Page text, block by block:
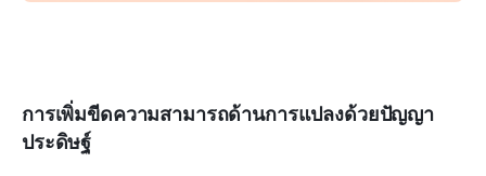
การเพิ่มขีดความสามารถด้านการแปลงด้วยปัญญา
ประดิษฐ์